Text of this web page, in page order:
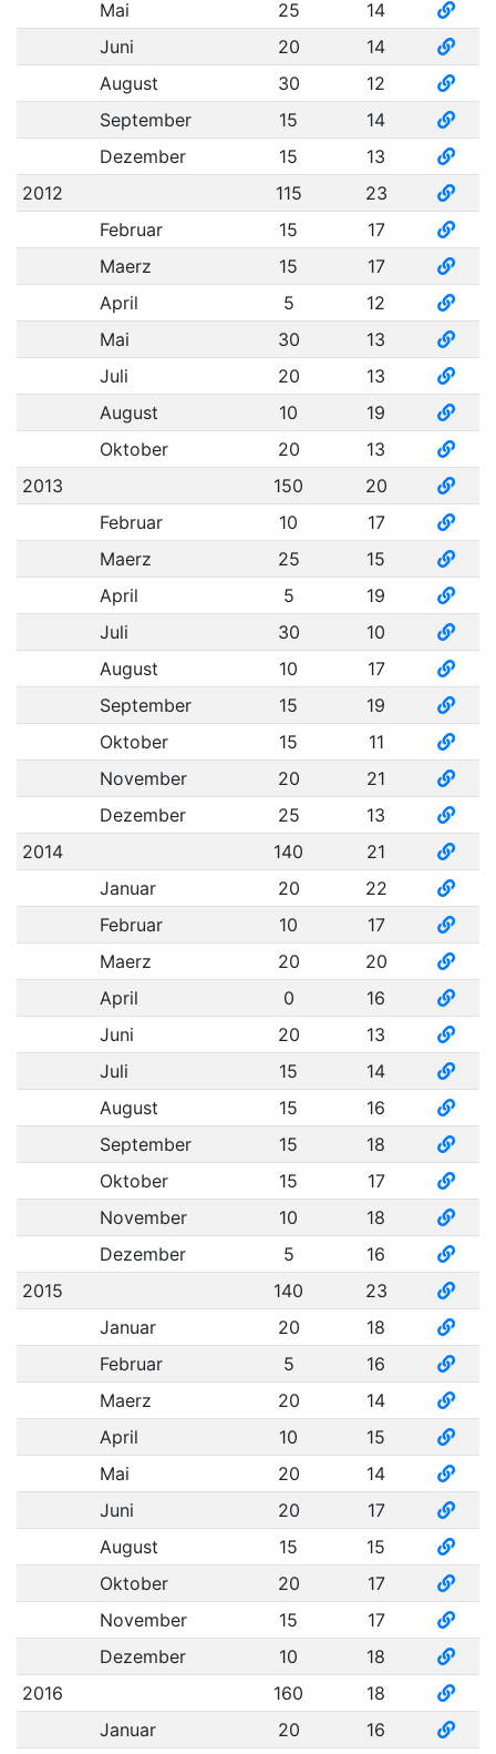
Mai 25
14
Juni
20
14
August
30
12
September
15
14
Dezember
15
13
2012
115
23
Februar
15
17
Maerz
15
17
April
5
12
Mai
30
13
Juli
20
13
August
10
19
Oktober
20
13
2013
150
20
Februar
10
17
Maerz
25
15
April
5
19
Juli
30
10
August
10
17
September
15
19
Oktober
15
11
November
20
21
Dezember
25
13
2014
140
21
Januar
20
22
Februar
10
17
Maerz
20
20
April
0
16
Juni
20
13
Juli
15
14
August
15
16
September
15
18
Oktober
15
17
November
10
18
Dezember
5
16
2015
140
23
Januar
20
18
Februar
5
16
Maerz
20
14
April
10
15
Mai
20
14
Juni
20
17
August
15
15
Oktober
20
17
November
15
17
Dezember
10
18
2016
160
18
Januar
20
16